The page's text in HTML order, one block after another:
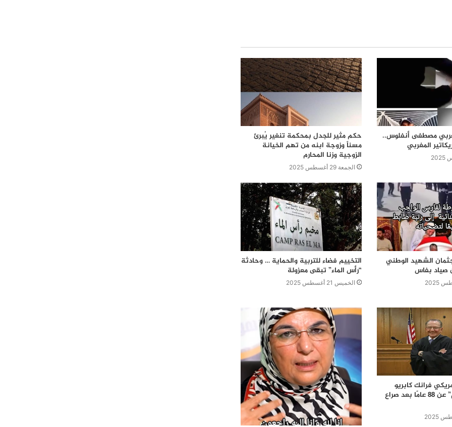
مصطفى أنفلوس..
المغربي
حكم مثير للجدل بمحكمة تنغير يُبرئ
مسناً وزوجة ابنه من تهم الخيانة
الزوجية وزنا المحارم
الجمعة 29 أغسطس 2025
الشهيد الوطني
صياد بفاس
التخييم فضاء للتربية والحماية … وحادثة
“رأس الماء” تبقى معزولة
الخميس 21 أغسطس 2025
فرانك كابريو
“القاضي الرحيم” عن 88 عامًا بعد صراع